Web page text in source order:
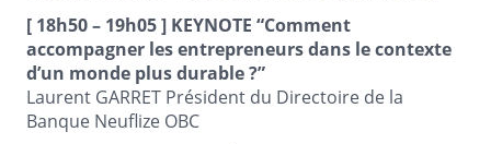
[ 18h50 – 19h05 ] KEYNOTE “Comment
accompagner les entrepreneurs dans le contexte
d’un monde plus durable ?”
Laurent GARRET Président du Directoire de la
Banque Neuflize OBC